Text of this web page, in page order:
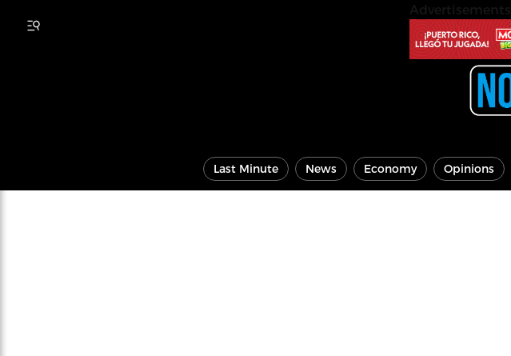
Last Minute News Economy Opinions